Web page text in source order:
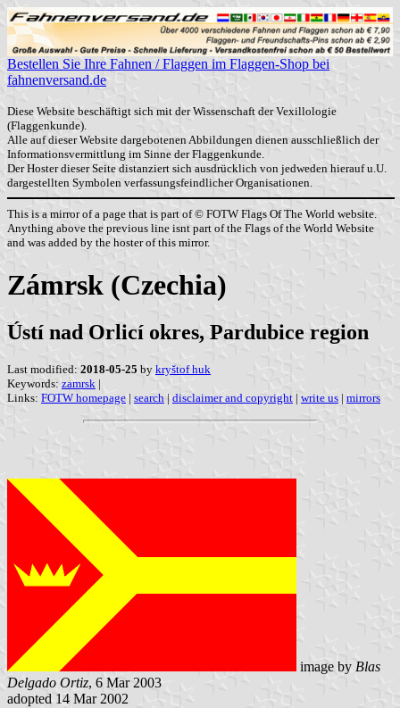
Bestellen Sie Ihre Fahnen / Flaggen im Flaggen-Shop bei
fahnenversand.de
Diese Website beschäftigt sich mit der Wissenschaft der Vexillologie
(Flaggenkunde).
Alle auf dieser Website dargebotenen Abbildungen dienen ausschließlich der
Informationsvermittlung im Sinne der Flaggenkunde.
Der Hoster dieser Seite distanziert sich ausdrücklich von jedweden hierauf u.U.
dargestellten Symbolen verfassungsfeindlicher Organisationen.
This is a mirror of a page that is part of © FOTW Flags Of The World website.
Anything above the previous line isnt part of the Flags of the World Website
and was added by the hoster of this mirror.
Zámrsk (Czechia)
Ústí nad Orlicí okres, Pardubice region
Last modified: 2018-05-25 by kryštof huk
Keywords: zamrsk |
Links: FOTW homepage | search | disclaimer and copyright | write us | mirrors
image by Blas
Delgado Ortiz, 6 Mar 2003
adopted 14 Mar 2002